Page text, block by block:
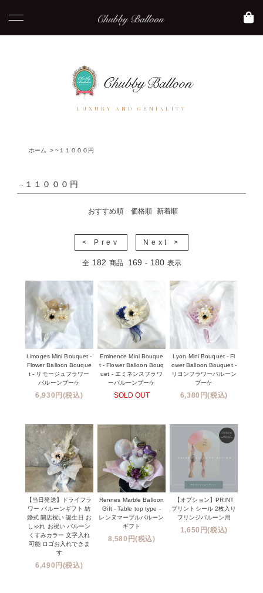
LUXURY AND GENIALITY
ホーム >~１１０００円
~１１０００円
おすすめ順 価格順 新着順
< Prev Next >
全 182 商品 169 - 180 表示
Limoges Mini Bouquet -
Flower Balloon Bouque
t - リモージュフラワー
バルーンブーケ
6,930円(税込)
Eminence Mini Bouque
t - Flower Balloon Bouq
uet - エミネンスフラワ
ーバルーンブーケ
SOLD OUT
Lyon Mini Bouquet - Fl
ower Balloon Bouquet -
リヨンフラワーバルーン
ブーケ
6,380円(税込)
【当日発送】ドライフラ
ワー バルーンギフト 結
婚式 開店祝い 誕生日 お
しゃれ お祝い バルーン
くすみカラー 文字入れ
可能 ロゴお入れできま
す
6,490円(税込)
Rennes Marble Balloon
Gift - Table top type -
レンヌマーブルバルーン
ギフト
8,580円(税込)
【オプション】PRINT
プリントシール 2枚入り
フリンジバルーン用
1,650円(税込)